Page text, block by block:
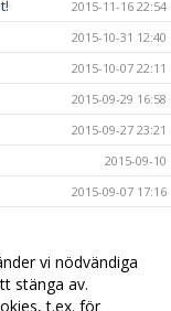
2015-11-16 22:54
2015-10-31 12:40
2015-10-07 22:11
2015-09-29 16:58
2015-09-27 23:21
2015-09-10
2015-09-07 17:16
2014-11-30 13:28
2014-05-01 23:49
vi nödvändiga
stänga av.
t.ex. för